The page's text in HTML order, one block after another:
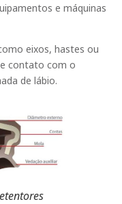
e máquinas
eixos, hastes ou
contato com o
de lábio.